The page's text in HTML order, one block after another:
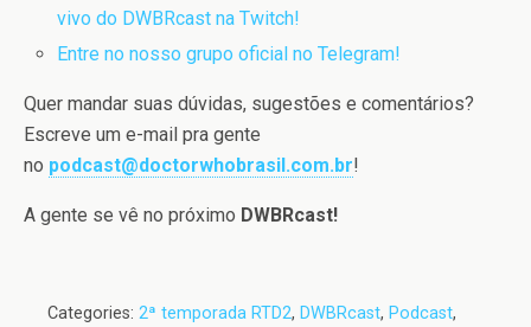
vivo do DWBRcast na Twitch!
Entre no nosso grupo oficial no Telegram!
Quer mandar suas dúvidas, sugestões e comentários?
Escreve um e-mail pra gente
no podcast@doctorwhobrasil.com.br!
A gente se vê no próximo DWBRcast!
Categories: 2ª temporada RTD2, DWBRcast, Podcast,